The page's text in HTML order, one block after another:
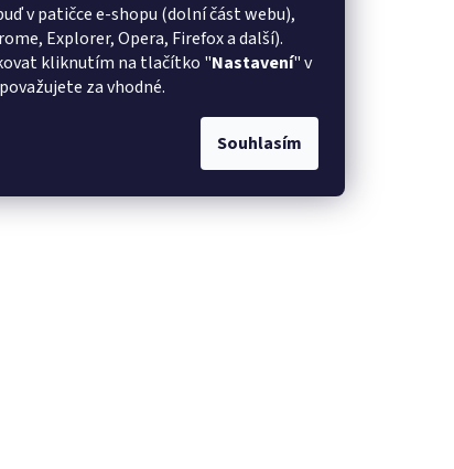
v patičce e-shopu (dolní část webu),
Explorer, Opera, Firefox a další).
kliknutím na tlačítko "Nastavení" v
za vhodné.
Souhlasím